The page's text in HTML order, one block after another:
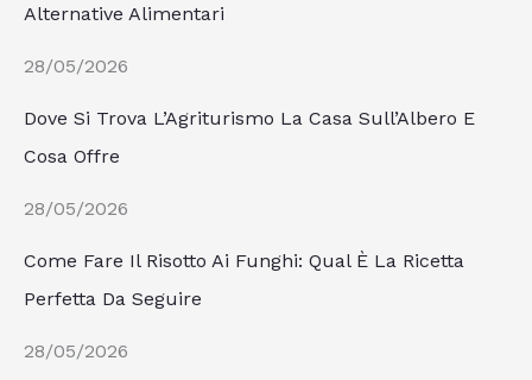
Alternative Alimentari
28/05/2026
Dove Si Trova L’Agriturismo La Casa Sull’Albero E
Cosa Offre
28/05/2026
Come Fare Il Risotto Ai Funghi: Qual È La Ricetta
Perfetta Da Seguire
28/05/2026